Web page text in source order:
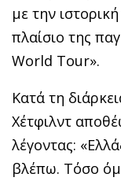
με την
πλαίσιο της
World Tour».
Κατά τη
Χέτφιλντ
λέγοντας:
βλέπω. Τόσο